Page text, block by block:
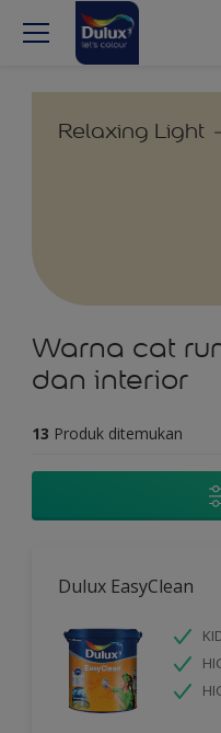
Relaxing Light
Warna cat
dan interior
13 Produk ditemukan
Dulux EasyClean